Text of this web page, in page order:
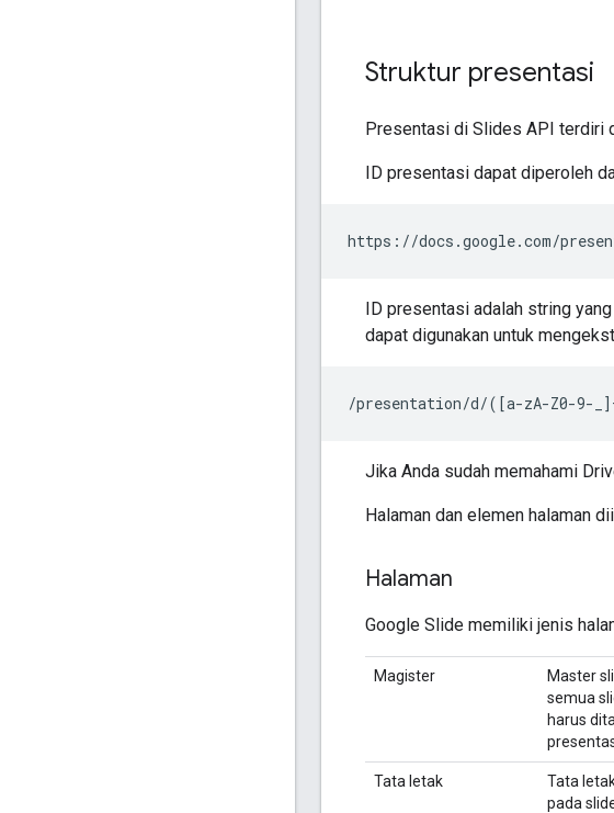
Struktur presentasi
Presentasi di Slides API terdiri
ID presentasi dapat diperoleh
https://docs.google.com/
ID presentasi adalah string
dapat digunakan untuk
/presentation/d/([a-zA-Z0-9-
Jika Anda sudah memahami
Halaman dan elemen halaman
Halaman
Google Slide memiliki jenis
Magister
Master
semua
harus
Tata letak
Tata
pada